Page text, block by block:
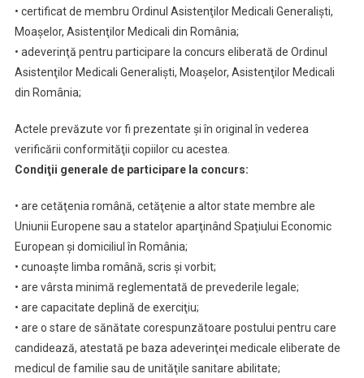
• certificat de membru Ordinul Asistenţilor Medicali Generalişti,
Moaşelor, Asistenţilor Medicali din România;
• adeverinţă pentru participare la concurs eliberată de Ordinul
Asistenţilor Medicali Generalişti, Moaşelor, Asistenţilor Medicali
din România;
Actele prevăzute vor fi prezentate şi în original în vederea
verificării conformităţii copiilor cu acestea.
Condiţii generale de participare la concurs:
• are cetăţenia română, cetăţenie a altor state membre ale
Uniunii Europene sau a statelor aparţinând Spaţiului Economic
European şi domiciliul în România;
• cunoaşte limba română, scris şi vorbit;
• are vârsta minimă reglementată de prevederile legale;
• are capacitate deplină de exerciţiu;
• are o stare de sănătate corespunzătoare postului pentru care
candidează, atestată pe baza adeverinţei medicale eliberate de
medicul de familie sau de unităţile sanitare abilitate;